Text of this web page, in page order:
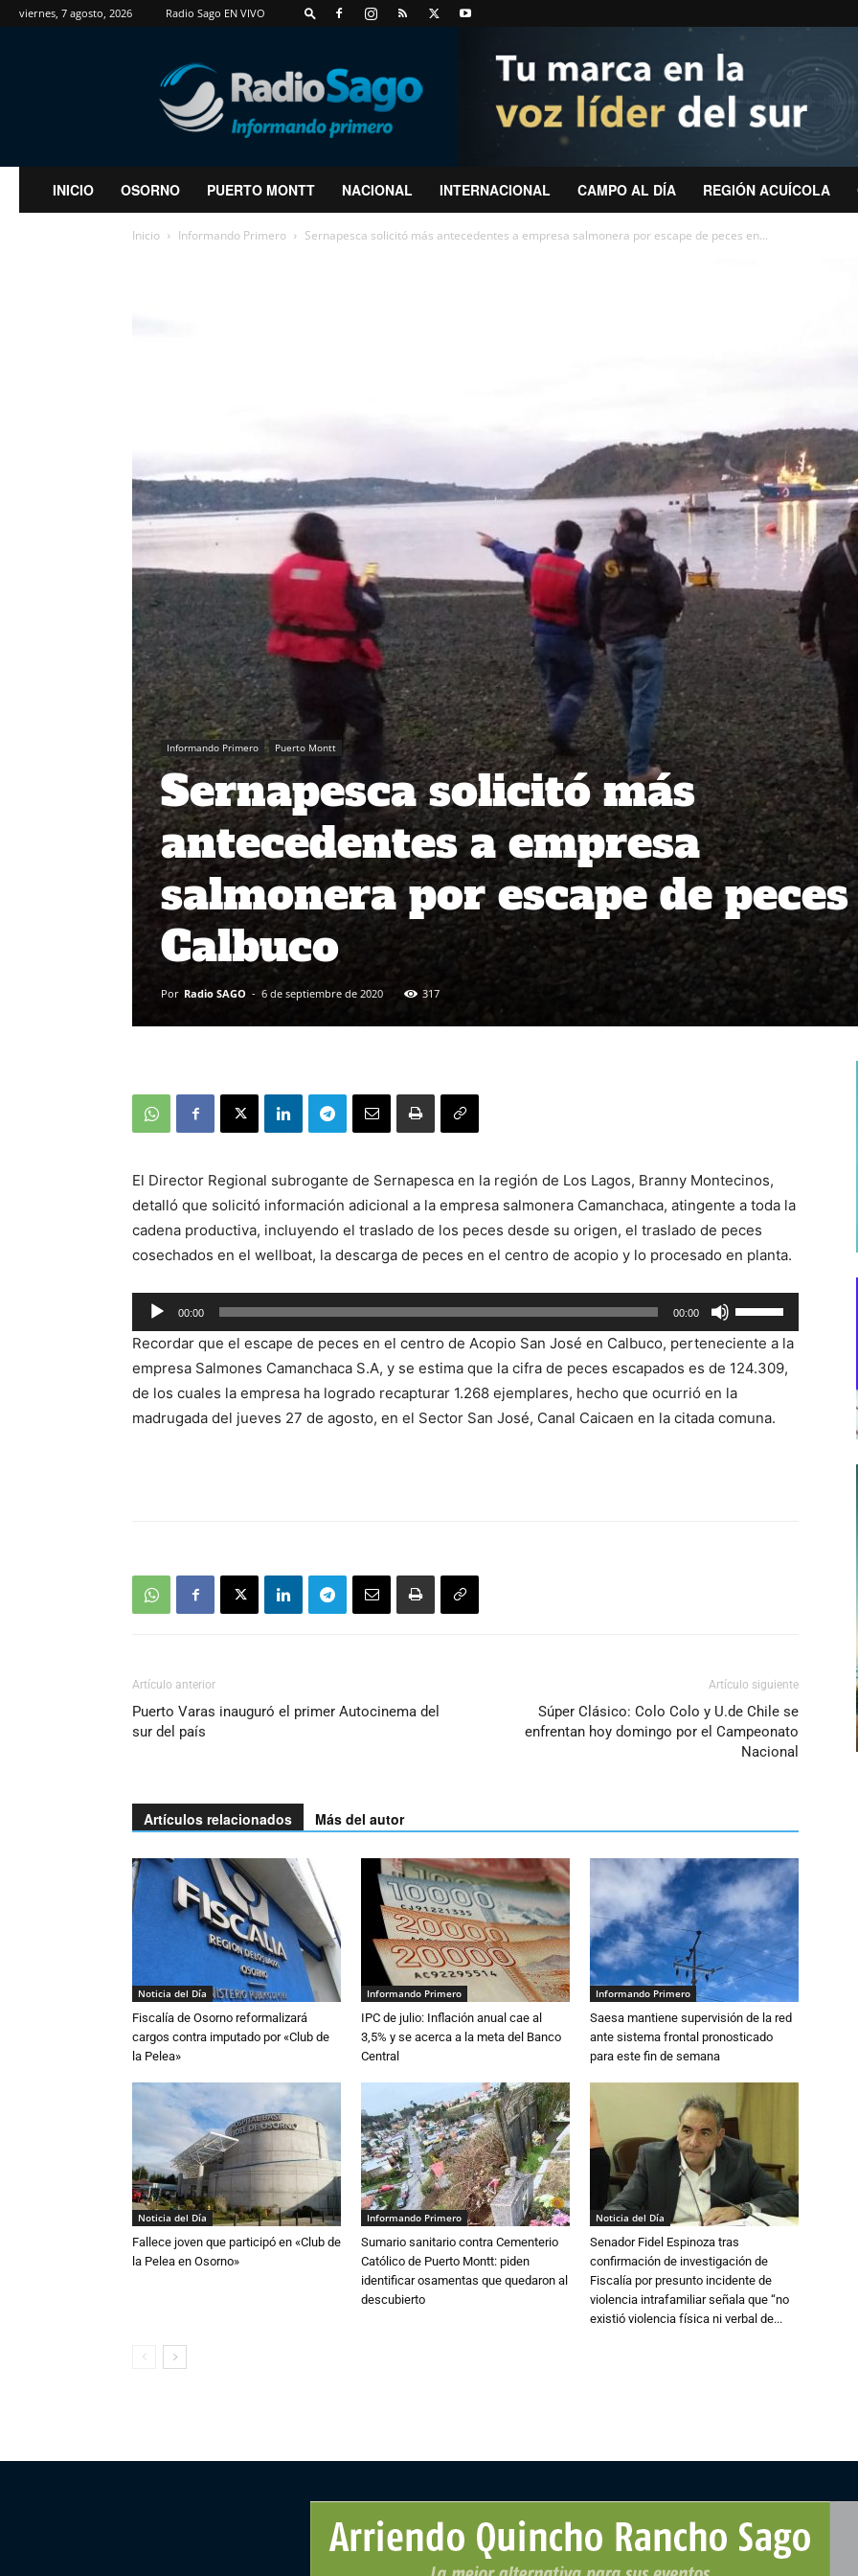
viernes, 7 agosto, 2026 Radio Sago EN VIVO
RadioSago
INICIO OSORNO PUERTO MONTT NACIONAL INTERNACIONAL CAMPO AL DÍA REGIÓN ACUÍCOLA
Inicio Informando Primero Sernapesca solicitó más antecedentes a empresa salmonera por escape de peces en...
Informando Primero Puerto Montt
Sernapesca solicitó más
antecedentes a empresa
salmonera por escape de
Calbuco
Por Radio SAGO - 6 de septiembre de 2020 317
El Director Regional subrogante de Sernapesca en la región de Los Lagos, Branny Montecinos,
detalló que solicitó información adicional a la empresa salmonera Camanchaca, atingente a toda la
cadena productiva, incluyendo el traslado de los peces desde su origen, el traslado de peces
cosechados en el wellboat, la descarga de peces en el centro de acopio y lo procesado en planta.
Reproductor
de
audio
00:00 00:00
las
teclas
de
flecha
arriba/abajo
Recordar que el escape de peces en el centro de Acopio San José en Calbuco, perteneciente a la
empresa Salmones Camanchaca S.A, y se estima que la cifra de peces escapados es de 124.309,
de los cuales la empresa ha logrado recapturar 1.268 ejemplares, hecho que ocurrió en la
madrugada del jueves 27 de agosto, en el Sector San José, Canal Caicaen en la citada comuna.
Artículo anterior
Puerto Varas inauguró el primer Autocinema del
sur del país
Artículo siguiente
Súper Clásico: Colo Colo y U.de Chile se
enfrentan hoy domingo por el Campeonato
Nacional
Artículos relacionados Más del autor
Noticia del Día
Fiscalía de Osorno reformalizará
cargos contra imputado por «Club de
la Pelea»
Informando Primero
IPC de julio: Inflación anual cae al
3,5% y se acerca a la meta del Banco
Central
Informando Primero
Saesa mantiene supervisión de la red
ante sistema frontal pronosticado
para este fin de semana
Noticia del Día
Fallece joven que participó en «Club de
la Pelea en Osorno»
Informando Primero
Sumario sanitario contra Cementerio
Católico de Puerto Montt: piden
identificar osamentas que quedaron al
descubierto
Noticia del Día
Senador Fidel Espinoza tras
confirmación de investigación de
Fiscalía por presunto incidente de
violencia intrafamiliar señala que “no
existió violencia física ni verbal de...